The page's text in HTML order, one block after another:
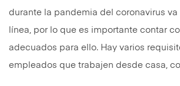
durante la pandemia del coronavirus va
línea, por lo que es importante contar
adecuados para ello. Hay varios
empleados que trabajen desde casa,